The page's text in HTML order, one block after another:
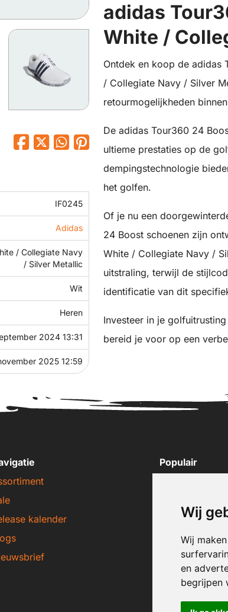
Wij
Wij
en
begrijpen
IF0245
Adidas
/ Collegiate Navy
/ Silver Metallic
Wit
Heren
2024 13:31
2025 12:59
adidas
White /
Ontdek en koop de adidas
/ Collegiate Navy / Silver
retourmogelijkheden
De adidas Tour360 24
ultieme prestaties op de
dempingstechnologie
het golfen.
Of je nu een
24 Boost schoenen zijn
White / Collegiate Navy /
uitstraling, terwijl de
identificatie van dit
Investeer in je
bereid je voor op een
kalender
Populair
New Balance
Puma sneakers
Converse